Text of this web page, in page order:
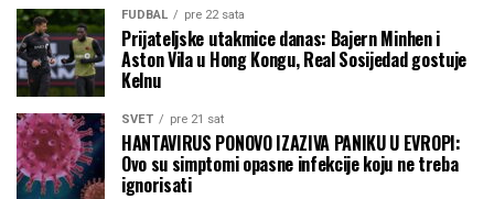
FUDBAL pre 22 sata
Prijateljske utakmice danas: Bajern Minhen i
Aston Vila u Hong Kongu, Real Sosijedad gostuje
Kelnu
SVET pre 21 sat
HANTAVIRUS PONOVO IZAZIVA PANIKU U EVROPI:
Ovo su simptomi opasne infekcije koju ne treba
ignorisati